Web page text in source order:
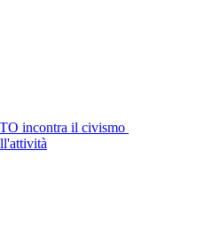
incontra il civismo